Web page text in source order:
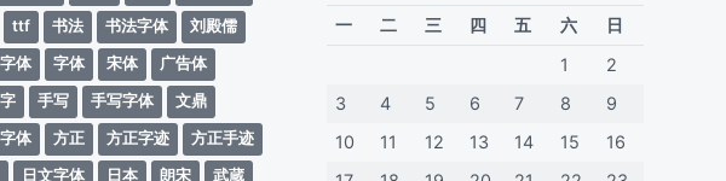
ttf
书法 书法字体
刘殿儒
体
字体 宋体
广告体
手写 手写字体
文鼎
体
方正 方正字迹
方正手迹
日文字体 日本 朗宋 武蔵
一
二 三 四 五 六
日
1
2
3
4 5 6 7 8
9
10
11 12 13 14 15
16